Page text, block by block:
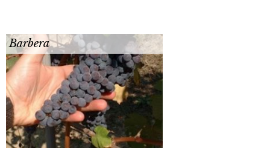
Barbera